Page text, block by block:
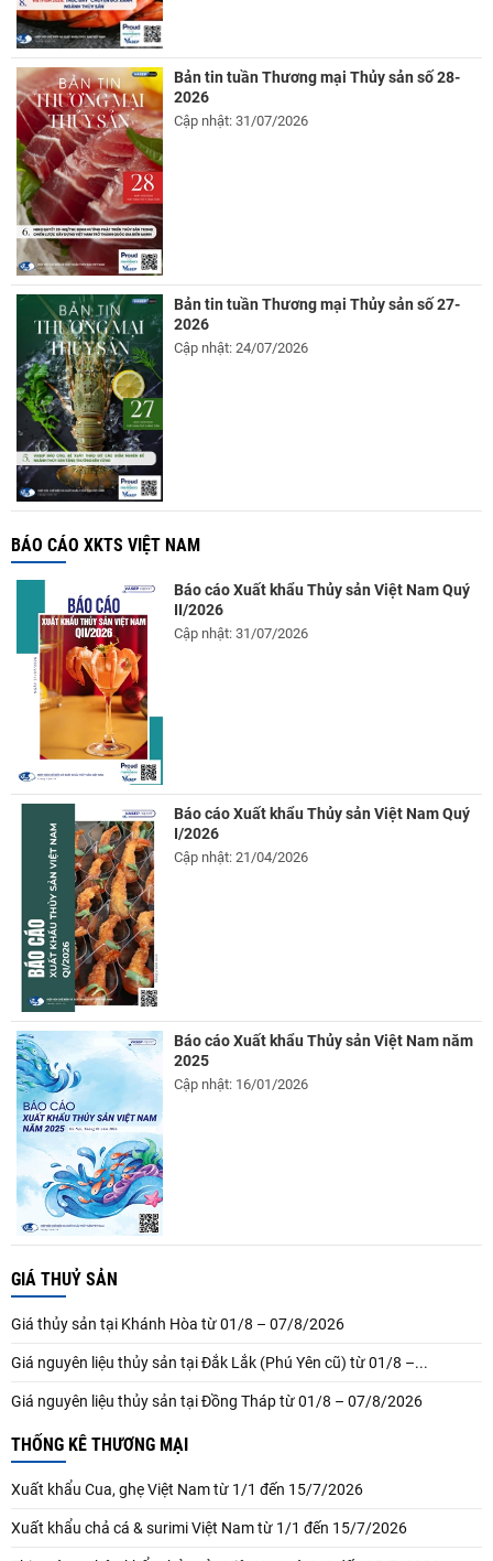
Bản tin tuần Thương mại Thủy sản số 28-
2026
Cập nhật: 31/07/2026
Bản tin tuần Thương mại Thủy sản số 27-
2026
Cập nhật: 24/07/2026
BÁO CÁO XKTS VIỆT NAM
Báo cáo Xuất khẩu Thủy sản Việt Nam Quý
II/2026
Cập nhật: 31/07/2026
Báo cáo Xuất khẩu Thủy sản Việt Nam Quý
I/2026
Cập nhật: 21/04/2026
Báo cáo Xuất khẩu Thủy sản Việt Nam năm
2025
Cập nhật: 16/01/2026
GIÁ THUỶ SẢN
Giá thủy sản tại Khánh Hòa từ 01/8 – 07/8/2026
Giá nguyên liệu thủy sản tại Đắk Lắk (Phú Yên cũ) từ 01/8 –...
Giá nguyên liệu thủy sản tại Đồng Tháp từ 01/8 – 07/8/2026
THỐNG KÊ THƯƠNG MẠI
Xuất khẩu Cua, ghẹ Việt Nam từ 1/1 đến 15/7/2026
Xuất khẩu chả cá & surimi Việt Nam từ 1/1 đến 15/7/2026